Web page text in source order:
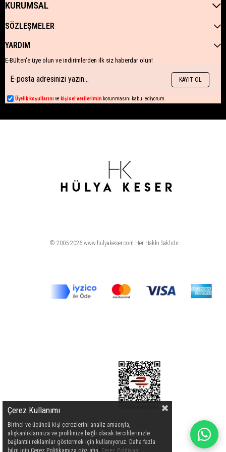
KURUMSAL
SÖZLEŞMELER
YARDIM
E-Bülten'e üye olun ve indirimlerden ilk siz haberdar olun!
KAYIT OL
Üyelik koşullarını ve kişisel verilerimin korunmasını kabul ediyorum.
© 2005-2026 www.hulyakeser.com Her Hakkı Saklıdır.
Çerez Kullanımı
Birinci ve üçüncü kişi çerezlerini analiz amacıyla,
alışkanlıklarınıza ve profilinize bağlı olarak tercihlerinizle
bağlantılı reklamlar göstermek için kullanıyoruz. Daha fazla
bilgi için Çerez Politikamıza göz atın. Çerez Politikası